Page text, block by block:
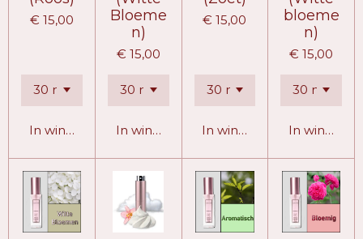
€ 15,00
In winkelwagen
Bloeme
n)
€ 15,00
In winkelwagen
€ 15,00
In winkelwagen
bloeme
n)
€ 15,00
In